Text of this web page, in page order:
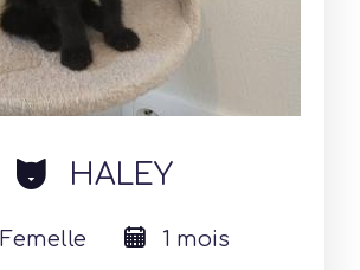
cat HALEY
Femelle 1 mois